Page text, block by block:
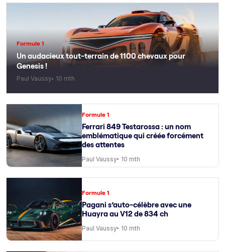
Formule 1
Un audacieux tout-terrain de 1100 chevaux pour
Genesis !
Paul Vaussy 10 mth
Formule 1
Ferrari 849 Testarossa : un nom
emblématique qui créée forcément
des attentes
Paul Vaussy 10 mth
Formule 1
Pagani s’auto-célèbre avec une
Huayra au V12 de 834 ch
Paul Vaussy 10 mth